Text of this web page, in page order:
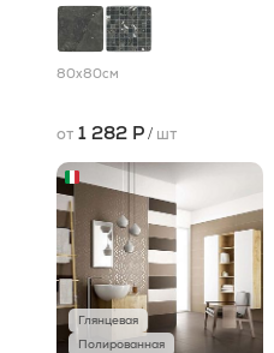
80x80см
от 1 282 Р/ шт
Глянцевая
Полированная